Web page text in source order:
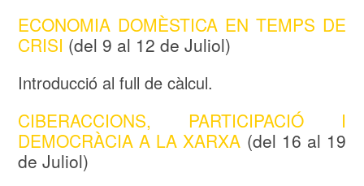
ECONOMIA DOMÈSTICA EN TEMPS DE
CRISI (del 9 al 12 de Juliol)
Introducció al full de càlcul.
CIBERACCIONS, PARTICIPACIÓ I
DEMOCRÀCIA A LA XARXA (del 16 al 19
de Juliol)